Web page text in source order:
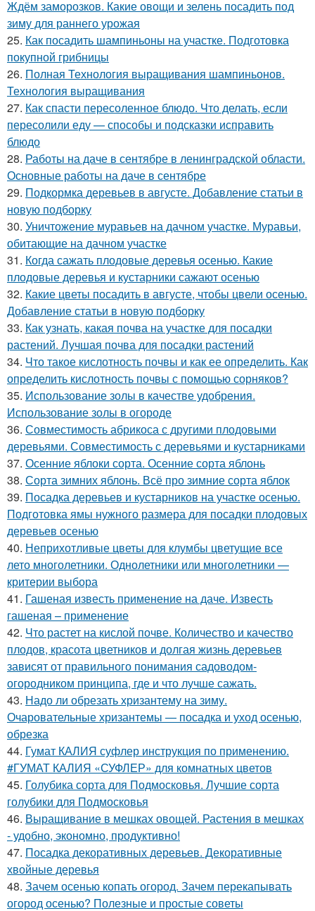
Ждём заморозков. Какие овощи и зелень посадить под
зиму для раннего урожая
25. Как посадить шампиньоны на участке. Подготовка
покупной грибницы
26. Полная Технология выращивания шампиньонов.
Технология выращивания
27. Как спасти пересоленное блюдо. Что делать, если
пересолили еду — способы и подсказки исправить
блюдо
28. Работы на даче в сентябре в ленинградской области.
Основные работы на даче в сентябре
29. Подкормка деревьев в августе. Добавление статьи в
новую подборку
30. Уничтожение муравьев на дачном участке. Муравьи,
обитающие на дачном участке
31. Когда сажать плодовые деревья осенью. Какие
плодовые деревья и кустарники сажают осенью
32. Какие цветы посадить в августе, чтобы цвели осенью.
Добавление статьи в новую подборку
33. Как узнать, какая почва на участке для посадки
растений. Лучшая почва для посадки растений
34. Что такое кислотность почвы и как ее определить. Как
определить кислотность почвы с помощью сорняков?
35. Использование золы в качестве удобрения.
Использование золы в огороде
36. Совместимость абрикоса с другими плодовыми
деревьями. Совместимость с деревьями и кустарниками
37. Осенние яблоки сорта. Осенние сорта яблонь
38. Сорта зимних яблонь. Всё про зимние сорта яблок
39. Посадка деревьев и кустарников на участке осенью.
Подготовка ямы нужного размера для посадки плодовых
деревьев осенью
40. Неприхотливые цветы для клумбы цветущие все
лето многолетники. Однолетники или многолетники —
критерии выбора
41. Гашеная известь применение на даче. Известь
гашеная – применение
42. Что растет на кислой почве. Количество и качество
плодов, красота цветников и долгая жизнь деревьев
зависят от правильного понимания садоводом-
огородником принципа, где и что лучше сажать.
43. Надо ли обрезать хризантему на зиму.
Очаровательные хризантемы — посадка и уход осенью,
обрезка
44. Гумат КАЛИЯ суфлер инструкция по применению.
#ГУМАТ КАЛИЯ «СУФЛЕР» для комнатных цветов
45. Голубика сорта для Подмосковья. Лучшие сорта
голубики для Подмосковья
46. Выращивание в мешках овощей. Растения в мешках
- удобно, экономно, продуктивно!
47. Посадка декоративных деревьев. Декоративные
хвойные деревья
48. Зачем осенью копать огород. Зачем перекапывать
огород осенью? Полезные и простые советы